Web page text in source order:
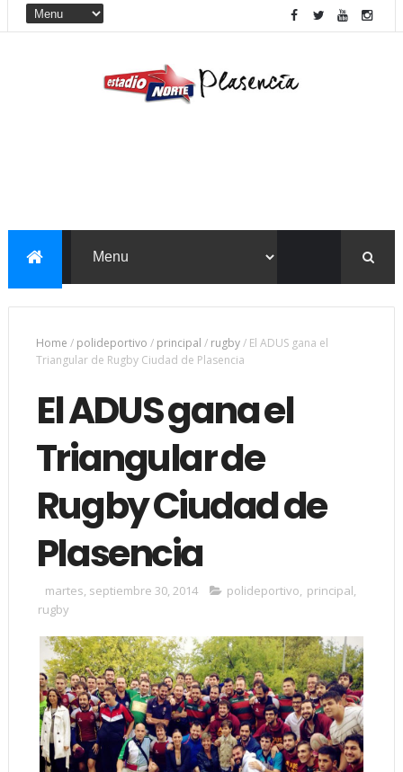
Home / polideportivo / principal / rugby/ El ADUS gana el
Triangular de Rugby Ciudad de Plasencia
El ADUS gana el
Triangular de
Rugby Ciudad de
Plasencia
martes, septiembre 30, 2014 polideportivo, principal,
rugby